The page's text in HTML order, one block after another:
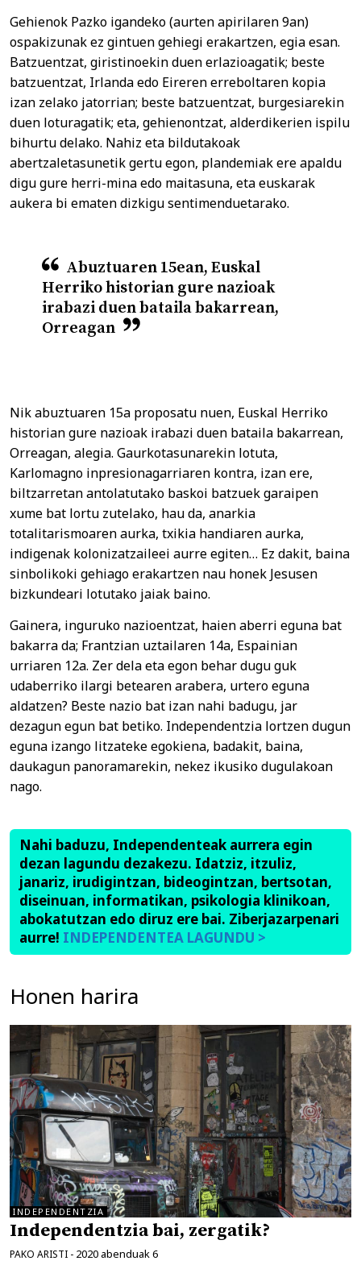
Gehienok Pazko igandeko (aurten apirilaren 9an)
ospakizunak ez gintuen gehiegi erakartzen, egia esan.
Batzuentzat, giristinoekin duen erlazioagatik; beste
batzuentzat, Irlanda edo Eireren erreboltaren kopia
izan zelako jatorrian; beste batzuentzat, burgesiarekin
duen loturagatik; eta, gehienontzat, alderdikerien ispilu
bihurtu delako. Nahiz eta bildutakoak
abertzaletasunetik gertu egon, plandemiak ere apaldu
digu gure herri-mina edo maitasuna, eta euskarak
aukera bi ematen dizkigu sentimenduetarako.
Abuztuaren 15ean, Euskal
Herriko historian gure nazioak
irabazi duen bataila bakarrean,
Orreagan
Nik abuztuaren 15a proposatu nuen, Euskal Herriko
historian gure nazioak irabazi duen bataila bakarrean,
Orreagan, alegia. Gaurkotasunarekin lotuta,
Karlomagno inpresionagarriaren kontra, izan ere,
biltzarretan antolatutako baskoi batzuek garaipen
xume bat lortu zutelako, hau da, anarkia
totalitarismoaren aurka, txikia handiaren aurka,
indigenak kolonizatzaileei aurre egiten… Ez dakit, baina
sinbolikoki gehiago erakartzen nau honek Jesusen
bizkundeari lotutako jaiak baino.
Gainera, inguruko nazioentzat, haien aberri eguna bat
bakarra da; Frantzian uztailaren 14a, Espainian
urriaren 12a. Zer dela eta egon behar dugu guk
udaberriko ilargi betearen arabera, urtero eguna
aldatzen? Beste nazio bat izan nahi badugu, jar
dezagun egun bat betiko. Independentzia lortzen dugun
eguna izango litzateke egokiena, badakit, baina,
daukagun panoramarekin, nekez ikusiko dugulakoan
nago.
Nahi baduzu, Independenteak aurrera egin
dezan lagundu dezakezu. Idatziz, itzuliz,
janariz, irudigintzan, bideogintzan, bertsotan,
diseinuan, informatikan, psikologia klinikoan,
abokatutzan edo diruz ere bai. Ziberjazarpenari
aurre! INDEPENDENTEA LAGUNDU >
Honen harira
INDEPENDENTZIA
Independentzia bai, zergatik?
PAKO ARISTI - 2020 abenduak 6